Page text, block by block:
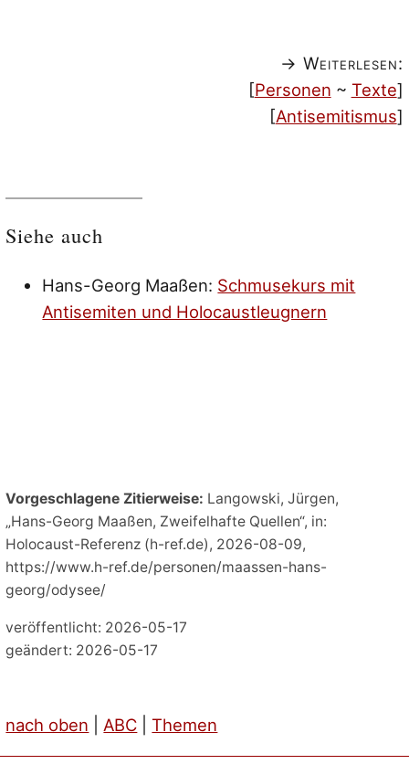
→ Weiterlesen:
[Personen ~ Texte]
[Antisemitismus]
Siehe auch
Hans-Georg Maaßen: Schmusekurs mit
Antisemiten und Holocaustleugnern
Vorgeschlagene Zitierweise: Langowski, Jürgen,
„Hans-Georg Maaßen, Zweifelhafte Quellen“, in:
Holocaust-Referenz (h-ref.de), 2026-08-09,
https://www.h-ref.de/personen/maassen-hans-
georg/odysee/
veröffentlicht: 2026-05-17
geändert: 2026-05-17
nach oben ABC |Themen